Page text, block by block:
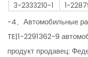
3-2333210-1
1-
-4、Автомобильные
TE|1-2291362-9
продукт продавец: